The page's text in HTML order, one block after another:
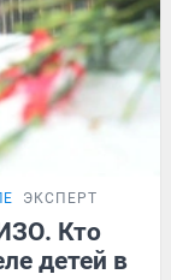
ЭКСПЕРТ
Кто
детей в